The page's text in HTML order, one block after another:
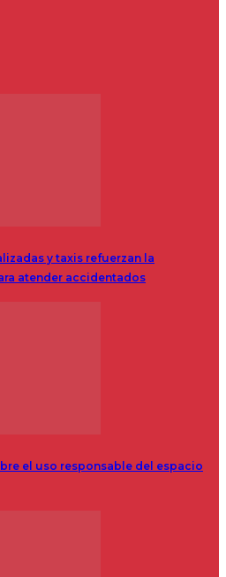
y taxis refuerzan la
atender accidentados
el uso responsable del espacio